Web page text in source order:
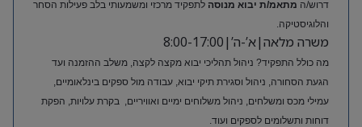
דרוש/ה מתאמ/ת יבוא מנוסה לתפקיד מרכזי ומשמעותי בלב פעילות הסחר
והלוגיסטיקה.
משרה מלאה|א’-ה’|8:00-17:00
מה כולל התפקיד? ניהול תהליכי יבוא מקצה לקצה, משלב ההזמנה ועד
הגעת הסחורה, ניהול וסגירת תיקי יבוא, עבודה מול ספקים בינלאומיים,
עמילי מכס ומשלחים, ניהול משלוחים ימיים ואוויריים, בקרת עלויות, הפקת
דוחות ותשלומים לספקים ועוד.